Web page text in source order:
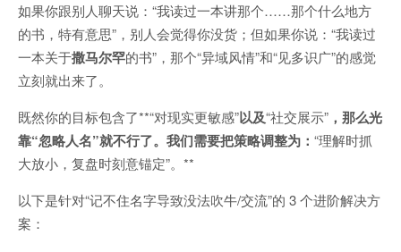
如果你跟别人聊天说：“我读过一本讲那个……那个什么地方
的书，特有意思”，别人会觉得你没货；但如果你说：“我读过
一本关于撒马尔罕的书”，那个“异域风情”和“见多识广”的感觉
立刻就出来了。
既然你的目标包含了**“对现实更敏感”以及“社交展示” ，那么光
靠“忽略人名”就不行了。我们需要把策略调整为： “理解时抓
大放小，复盘时刻意锚定”。**
以下是针对“记不住名字导致没法吹牛/交流”的 3 个进阶解决方
案：